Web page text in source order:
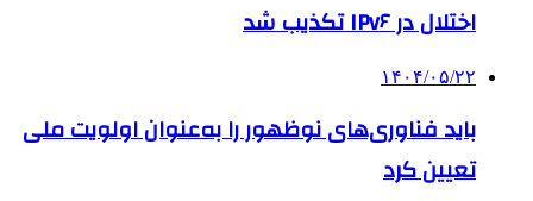
اختلال در IPv۶ تکذیب شد
۱۴۰۴/۰۵/۲۲
باید فناوری‌های نوظهور را به‌عنوان اولویت ملی
تعیین کرد